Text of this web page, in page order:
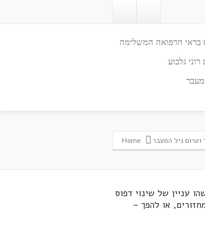
בראי הרפואה המשלימה
גלבוע
וטרום גיל המעבר Home
עניין של שינוי דפוס
או להפך –